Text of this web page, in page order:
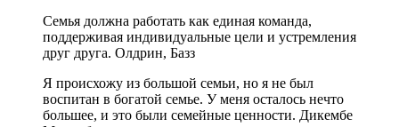
Семья должна работать как единая команда,
поддерживая индивидуальные цели и устремления
друг друга. Олдрин, Базз
Я происхожу из большой семьи, но я не был
воспитан в богатой семье. У меня осталось нечто
большее, и это были семейные ценности. Дикембе